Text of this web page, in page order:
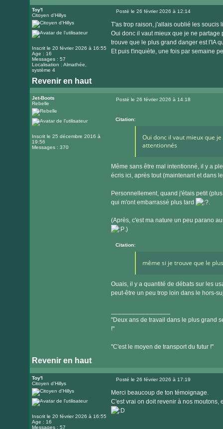
Toy'l
Citoyen d'Hillys
Inscrit le 20 février 2026 à 16:55
Age : 16
Messages : 57
Localisation : Almathée,
système 4
Posté le 26 février 2026 à 12:14
T'as trop raison, j'allais oublié les soucis
Oui donc il vaut mieux que je ne
trouve que le plus grand danger est l'IA
Et puis t'inquiète, une fois par semaine
Revenir en haut
Jet-Boots
Rebelle
Inscrit le 25 décembre 2016 à
19:56
Messages : 370
Posté le 26 février 2026 à 14:18
Citation:
Oui donc il vaut mieux que
attentionnés
Même sans être mal intentionné, il y a
écris ici, après tout (maintenant et dans
Personnellement, quand j'étais petit
qui m'ont embarrassé plus tard
.
(Après, c'est ma nature un peu parano
.)
Citation:
même si je trouve que le
Ouais, il y a quantité de débats sur les
peut-être un peu trop loin dans le hors-
"Deux ans de travail dans le plus grand
!"
"C'est le moyen de transport du futur !"
Revenir en haut
Toy'l
Citoyen d'Hillys
Inscrit le 20 février 2026 à 16:55
Age : 16
Messages : 57
Posté le 26 février 2026 à 17:19
Merci beaucoup de ton témoignage.
C'est vrai on doit revenir à nos moutons,